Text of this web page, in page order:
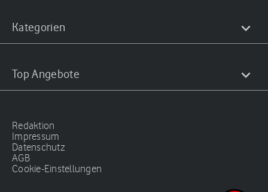
Kategorien
Top Angebote
Redaktion
Impressum
Datenschutz
AGB
Cookie-Einstellungen